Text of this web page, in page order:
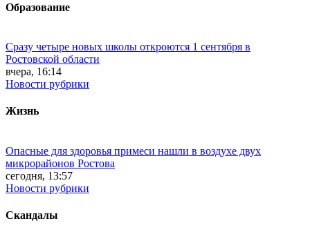
Образование
Сразу четыре новых школы откроются 1 сентября в
Ростовской области
вчера, 16:14
Новости рубрики
Жизнь
Опасные для здоровья примеси нашли в воздухе двух
микрорайонов Ростова
сегодня, 13:57
Новости рубрики
Скандалы